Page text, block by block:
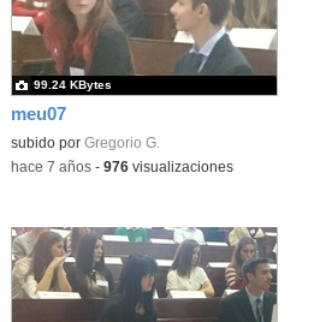
meu07
subido por Gregorio G.
99.24 KBytes
-hace 7 años- 976visualizaciones